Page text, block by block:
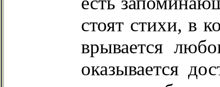
стоят стихи, в
врывается
оказывается